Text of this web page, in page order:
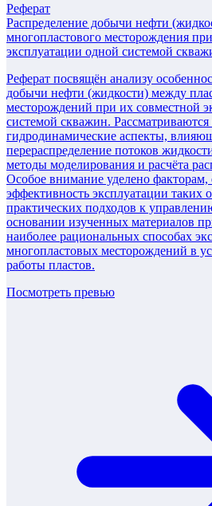
Реферат
Распределение добычи нефти
многопластового месторождения
эксплуатации одной системой
Реферат посвящён анализу
добычи нефти (жидкости) между
месторождений при их совместной
системой скважин. Рассматриваются
гидродинамические аспекты,
перераспределение потоков
методы моделирования и расчёта
Особое внимание уделено
эффективность эксплуатации таких
практических подходов к
основании изученных материалов
наиболее рациональных способах
многопластовых месторождений в
работы пластов.
Посмотреть превью